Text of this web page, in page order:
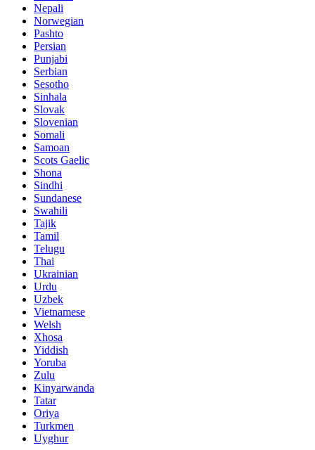
Nepali
Norwegian
Pashto
Persian
Punjabi
Serbian
Sesotho
Sinhala
Slovak
Slovenian
Somali
Samoan
Scots Gaelic
Shona
Sindhi
Sundanese
Swahili
Tajik
Tamil
Telugu
Thai
Ukrainian
Urdu
Uzbek
Vietnamese
Welsh
Xhosa
Yiddish
Yoruba
Zulu
Kinyarwanda
Tatar
Oriya
Turkmen
Uyghur